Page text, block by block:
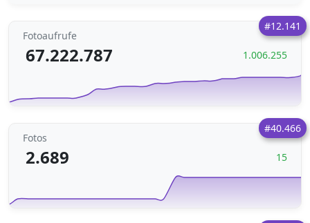
#12.141
Fotoaufrufe
67.222.787 1.006.255
#40.466
Fotos
2.689 15